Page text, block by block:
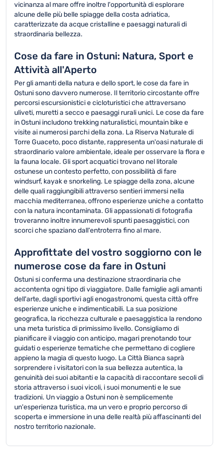
vicinanza al mare offre inoltre l'opportunità di esplorare
alcune delle più belle spiagge della costa adriatica,
caratterizzate da acque cristalline e paesaggi naturali di
straordinaria bellezza.
Cose da fare in Ostuni: Natura, Sport e
Attività all'Aperto
Per gli amanti della natura e dello sport, le cose da fare in
Ostuni sono davvero numerose. Il territorio circostante offre
percorsi escursionistici e cicloturistici che attraversano
uliveti, muretti a secco e paesaggi rurali unici. Le cose da fare
in Ostuni includono trekking naturalistici, mountain bike e
visite ai numerosi parchi della zona. La Riserva Naturale di
Torre Guaceto, poco distante, rappresenta un'oasi naturale di
straordinario valore ambientale, ideale per osservare la flora e
la fauna locale. Gli sport acquatici trovano nel litorale
ostunese un contesto perfetto, con possibilità di fare
windsurf, kayak e snorkeling. Le spiagge della zona, alcune
delle quali raggiungibili attraverso sentieri immersi nella
macchia mediterranea, offrono esperienze uniche a contatto
con la natura incontaminata. Gli appassionati di fotografia
troveranno inoltre innumerevoli spunti paesaggistici, con
scorci che spaziano dall'entroterra fino al mare.
Approfittate del vostro soggiorno con le
numerose cose da fare in Ostuni
Ostuni si conferma una destinazione straordinaria che
accontenta ogni tipo di viaggiatore. Dalle famiglie agli amanti
dell'arte, dagli sportivi agli enogastronomi, questa città offre
esperienze uniche e indimenticabili. La sua posizione
geografica, la ricchezza culturale e paesaggistica la rendono
una meta turistica di primissimo livello. Consigliamo di
pianificare il viaggio con anticipo, magari prenotando tour
guidati o esperienze tematiche che permettano di cogliere
appieno la magia di questo luogo. La Città Bianca saprà
sorprendere i visitatori con la sua bellezza autentica, la
genuinità dei suoi abitanti e la capacità di raccontare secoli di
storia attraverso i suoi vicoli, i suoi monumenti e le sue
tradizioni. Un viaggio a Ostuni non è semplicemente
un'esperienza turistica, ma un vero e proprio percorso di
scoperta e immersione in una delle realtà più affascinanti del
nostro territorio nazionale.